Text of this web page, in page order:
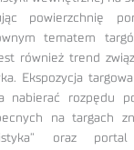
powierzchnię
tematem
również trend
Ekspozycja
nabierać rozpędu
na targach
oraz portal